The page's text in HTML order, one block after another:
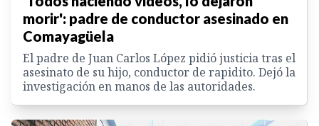
morir': padre de conductor asesinado en
Comayagüela
El padre de Juan Carlos López pidió justicia tras el
asesinato de su hijo, conductor de rapidito. Dejó la
investigación en manos de las autoridades.